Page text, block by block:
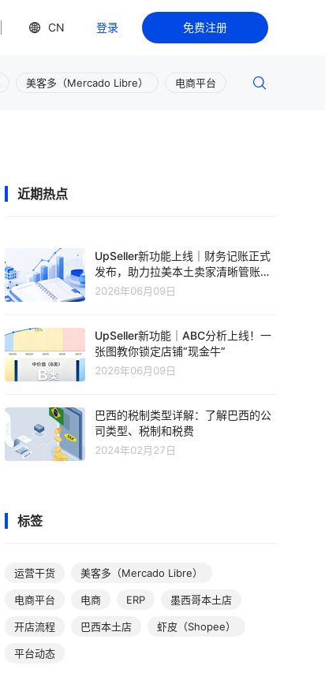
CN 登录 免费注册
美客多（Mercado Libre） 电商平台
近期热点
UpSeller新功能上线｜财务记账正式
发布，助力拉美本土卖家清晰管账、
轻松盈利
2026年06月09日
UpSeller新功能｜ABC分析上线！一
张图教你锁定店铺“现金牛”
2026年06月09日
巴西的税制类型详解：了解巴西的公
司类型、税制和税费
2024年02月27日
标签
运营干货 美客多（Mercado Libre）
电商平台 电商 ERP 墨西哥本土店
开店流程 巴西本土店 虾皮（Shopee）
平台动态